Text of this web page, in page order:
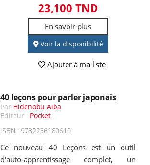
23,100 TND
En savoir plus
Voir la disponibilité
Ajouter à ma liste
40 leçons pour parler japonais
Par Hidenobu Aïba
Editeur : Pocket
ISBN : 9782266180610
Ce nouveau 40 Leçons est un outil
d'auto-apprentissage complet, un